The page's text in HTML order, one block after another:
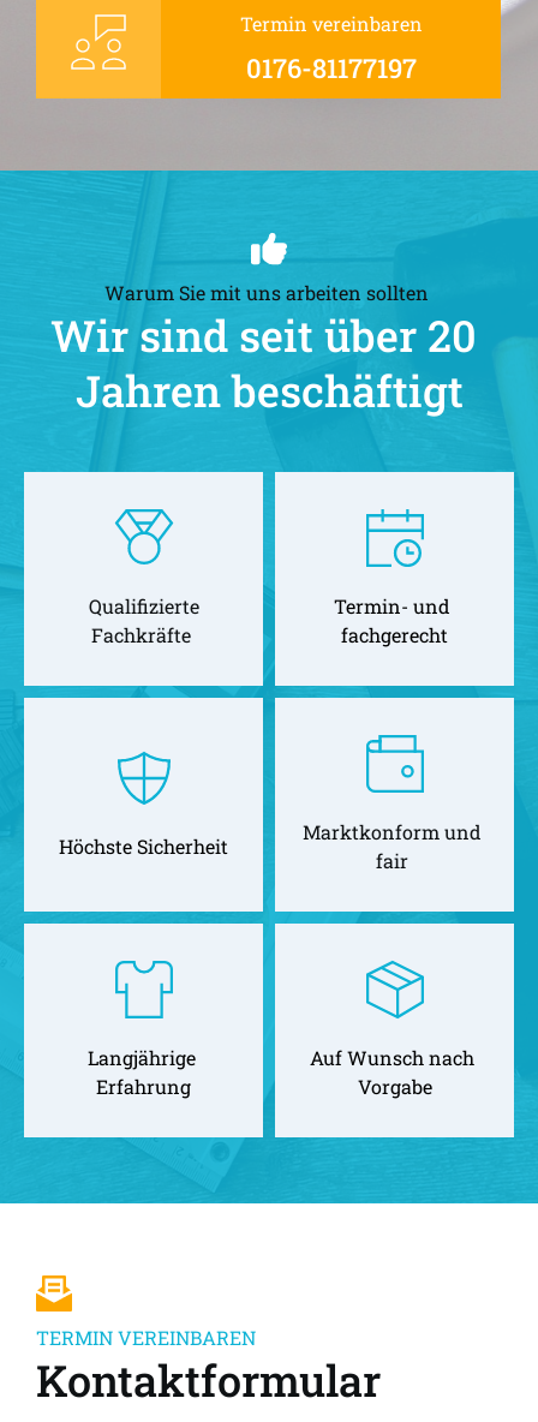
Termin vereinbaren
0176-81177197
Warum Sie mit uns arbeiten sollten
Wir sind seit über 20
Jahren beschäftigt
Qualifizierte
Fachkräfte
Termin- und
fachgerecht
Höchste Sicherheit
Marktkonform und
fair
Langjährige
Erfahrung
Auf Wunsch nach
Vorgabe
TERMIN VEREINBAREN
Kontaktformular